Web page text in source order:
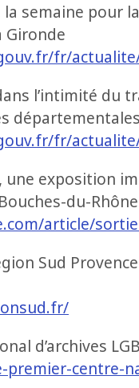
semaine pour
Gironde
fr/
l’intimité du
fr/
une exposition
du-Rhône
article/
Sud
d’archives
premier-centre-